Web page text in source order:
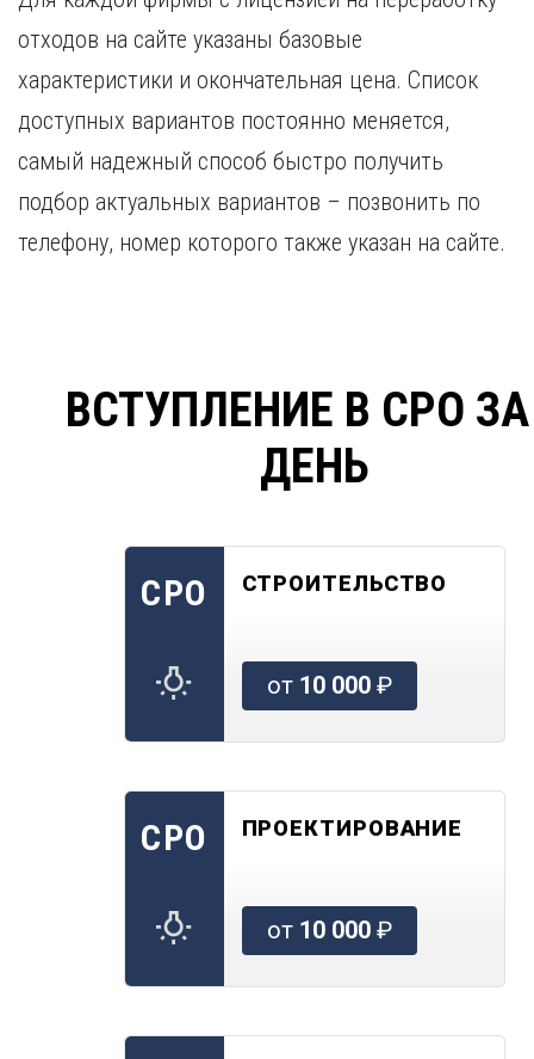
отходов на сайте указаны базовые
характеристики и окончательная цена. Список
доступных вариантов постоянно меняется,
самый надежный способ быстро получить
подбор актуальных вариантов – позвонить по
телефону, номер которого также указан на сайте.
ВСТУПЛЕНИЕ В СРО
ДЕНЬ
СРО СТРОИТЕЛЬСТВО
от 10 000₽
СРО ПРОЕКТИРОВАНИЕ
от 10 000₽